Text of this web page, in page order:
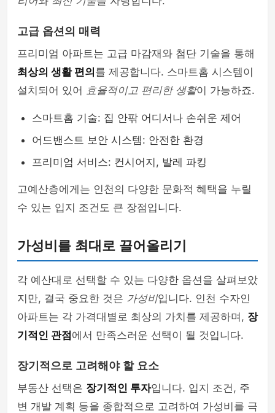
고급 옵션의 매력
프리미엄 아파트는 고급 마감재와 첨단 기술을 통해
최상의 생활 편의 를 제공합니다. 스마트홈 시스템이
설치되어 있어 효율적이고 편리한 생활이 가능하죠.
스마트홈 기술: 집 안팎 어디서나 손쉬운 제어
어드밴스트 보안 시스템: 안전한 환경
프리미엄 서비스: 컨시어지, 발레 파킹
고예산층에게는 인천의 다양한 문화적 혜택을 누릴
수 있는 입지 조건도 큰 장점입니다.
가성비를 최대로 끌어올리기
각 예산대로 선택할 수 있는 다양한 옵션을 살펴보았
지만, 결국 중요한 것은 가성비입니다. 인천 수자인
아파트는 각 가격대별로 최상의 가치를 제공하며, 장
기적인 관점에서 만족스러운 선택이 될 것입니다.
장기적으로 고려해야 할 요소
부동산 선택은 장기적인 투자입니다. 입지 조건, 주
변 개발 계획 등을 종합적으로 고려하여 가성비를 극